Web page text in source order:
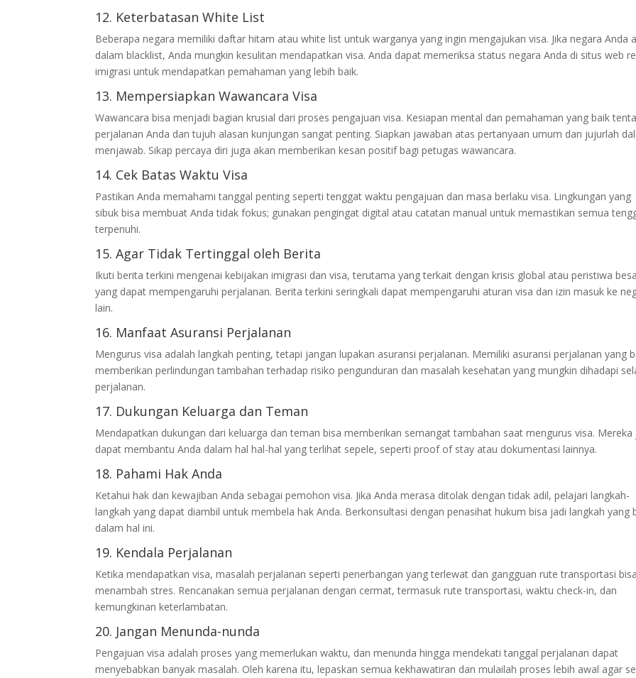
12. Keterbatasan White List
Beberapa negara memiliki daftar hitam atau white list untuk warganya yang ingin mengajukan visa. Jika negara Anda
dalam blacklist, Anda mungkin kesulitan mendapatkan visa. Anda dapat memeriksa status negara Anda di situs web
imigrasi untuk mendapatkan pemahaman yang lebih baik.
13. Mempersiapkan Wawancara Visa
Wawancara bisa menjadi bagian krusial dari proses pengajuan visa. Kesiapan mental dan pemahaman yang baik
perjalanan Anda dan tujuh alasan kunjungan sangat penting. Siapkan jawaban atas pertanyaan umum dan jujurlah
menjawab. Sikap percaya diri juga akan memberikan kesan positif bagi petugas wawancara.
14. Cek Batas Waktu Visa
Pastikan Anda memahami tanggal penting seperti tenggat waktu pengajuan dan masa berlaku visa. Lingkungan yang
sibuk bisa membuat Anda tidak fokus; gunakan pengingat digital atau catatan manual untuk memastikan semua
terpenuhi.
15. Agar Tidak Tertinggal oleh Berita
Ikuti berita terkini mengenai kebijakan imigrasi dan visa, terutama yang terkait dengan krisis global atau peristiwa
yang dapat mempengaruhi perjalanan. Berita terkini seringkali dapat mempengaruhi aturan visa dan izin masuk ke
lain.
16. Manfaat Asuransi Perjalanan
Mengurus visa adalah langkah penting, tetapi jangan lupakan asuransi perjalanan. Memiliki asuransi perjalanan yang
memberikan perlindungan tambahan terhadap risiko pengunduran dan masalah kesehatan yang mungkin dihadapi
perjalanan.
17. Dukungan Keluarga dan Teman
Mendapatkan dukungan dari keluarga dan teman bisa memberikan semangat tambahan saat mengurus visa. Mereka
dapat membantu Anda dalam hal hal-hal yang terlihat sepele, seperti proof of stay atau dokumentasi lainnya.
18. Pahami Hak Anda
Ketahui hak dan kewajiban Anda sebagai pemohon visa. Jika Anda merasa ditolak dengan tidak adil, pelajari langkah-
langkah yang dapat diambil untuk membela hak Anda. Berkonsultasi dengan penasihat hukum bisa jadi langkah yang
dalam hal ini.
19. Kendala Perjalanan
Ketika mendapatkan visa, masalah perjalanan seperti penerbangan yang terlewat dan gangguan rute transportasi bisa
menambah stres. Rencanakan semua perjalanan dengan cermat, termasuk rute transportasi, waktu check-in, dan
kemungkinan keterlambatan.
20. Jangan Menunda-nunda
Pengajuan visa adalah proses yang memerlukan waktu, dan menunda hingga mendekati tanggal perjalanan dapat
menyebabkan banyak masalah. Oleh karena itu, lepaskan semua kekhawatiran dan mulailah proses lebih awal agar